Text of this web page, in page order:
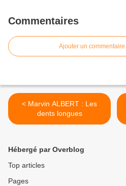
Commentaires
Ajouter un commentaire
< Marvin ALBERT : Les
dents longues
Hébergé par Overblog
Top articles
Pages